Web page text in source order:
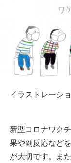
イラストレーシ
新型コロナワク
果や副反応など
が大切です。ま